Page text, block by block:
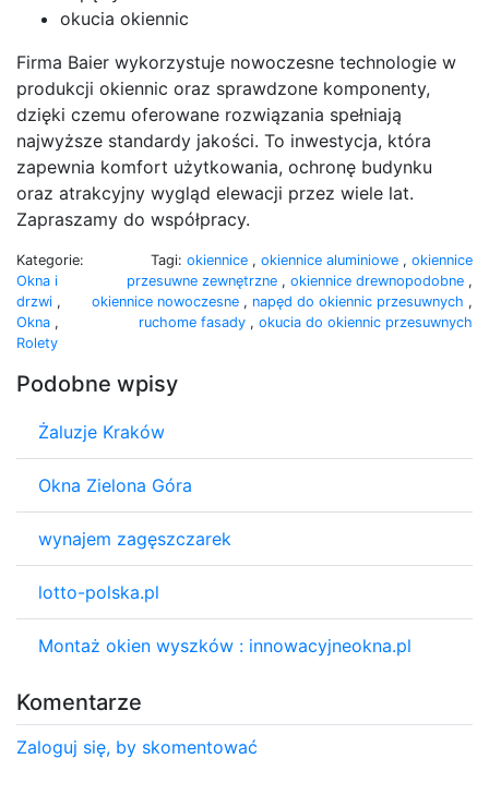
okucia okiennic
Firma Baier wykorzystuje nowoczesne technologie w
produkcji okiennic oraz sprawdzone komponenty,
dzięki czemu oferowane rozwiązania spełniają
najwyższe standardy jakości. To inwestycja, która
zapewnia komfort użytkowania, ochronę budynku
oraz atrakcyjny wygląd elewacji przez wiele lat.
Zapraszamy do współpracy.
Kategorie:
Okna i
drzwi ,
Okna ,
Rolety
Tagi: okiennice , okiennice aluminiowe , okiennice
przesuwne zewnętrzne , okiennice drewnopodobne ,
okiennice nowoczesne , napęd do okiennic przesuwnych ,
ruchome fasady , okucia do okiennic przesuwnych
Podobne wpisy
Żaluzje Kraków
Okna Zielona Góra
wynajem zagęszczarek
lotto-polska.pl
Montaż okien wyszków : innowacyjneokna.pl
Komentarze
Zaloguj się, by skomentować